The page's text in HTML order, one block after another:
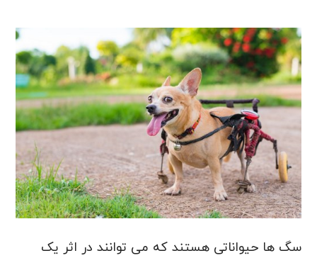
سگ ها حیواناتی هستند که می توانند در اثر یک